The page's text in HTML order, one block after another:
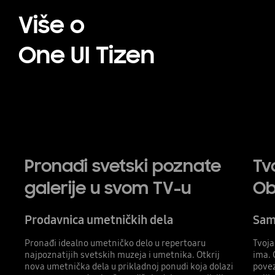
Više o
One UI Tizen
Pronađi svetski poznate
galerije u svom TV-u
Prodavnica umetničkih dela
Pronađi idealno umetničko delo u repertoaru
najpoznatijih svetskih muzeja i umetnika. Otkrij
nova umetnička dela u prikladnoj ponudi koja dolazi
ima.